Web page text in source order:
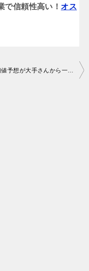
で信頼性高い！オス
IPO初値予想が大手さんから一気に来ました。予想通りＣ級が大量で、ちょっと残念。